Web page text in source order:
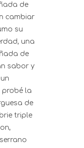
de
cambiar
su
una
de
sabor y
probé la
de
triple